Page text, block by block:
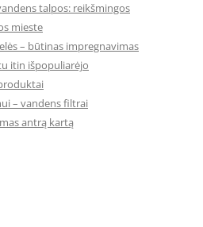
talpos: reikšmingos
mieste
– būtinas impregnavimas
itin išpopuliarėjo
– vandens filtrai
antrą kartą